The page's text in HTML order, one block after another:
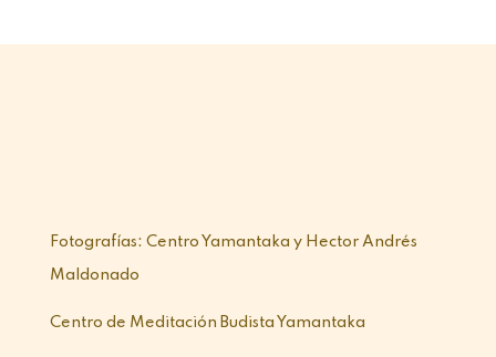
Fotografías: Centro Yamantaka y Hector Andrés
Maldonado
Centro de Meditación Budista Yamantaka